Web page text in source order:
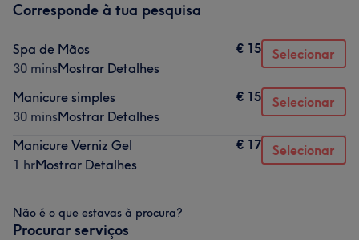
Corresponde à tua pesquisa
Spa de Mãos
30 minsMostrar Detalhes
€ 15 Selecionar
Manicure simples
30 minsMostrar Detalhes
€ 15 Selecionar
Manicure Verniz Gel
1 hrMostrar Detalhes
€ 17 Selecionar
Não é o que estavas à procura?
Procurar serviços